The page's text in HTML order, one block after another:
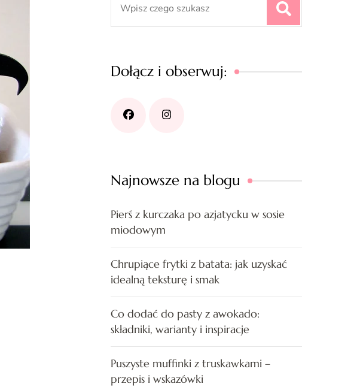
Dołącz i obserwuj:
Najnowsze na blogu
Pierś z kurczaka po azjatycku w sosie
miodowym
Chrupiące frytki z batata: jak uzyskać
idealną teksturę i smak
Co dodać do pasty z awokado:
składniki, warianty i inspiracje
Puszyste muffinki z truskawkami –
przepis i wskazówki